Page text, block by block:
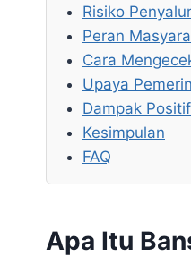
Risiko
Peran
Cara
Upaya
Dampak
Kesimpulan
FAQ
Apa Itu